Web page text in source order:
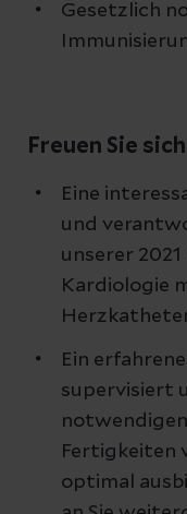
Gesetzlich
Freuen Sie
Eine
und
unserer
Kardiologie
Ein
supervisiert
Fertigkeiten
optimal